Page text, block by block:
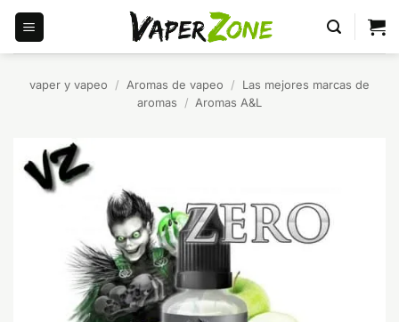
Saltar
contenido
vaper y vapeo / Aromas de vapeo /
Las mejores marcas de
aromas
/ Aromas A&L